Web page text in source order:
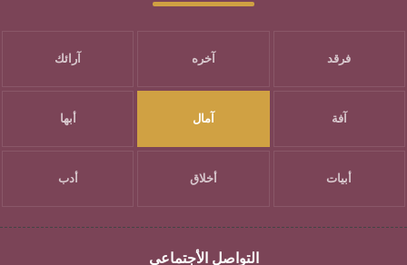
فرقد آخره آرائك
آفة آمال أبها
أبيات أخلاق أدب
التواصل الأجتماعي